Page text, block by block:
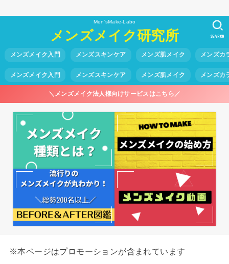
Men'sMake-Labo
メンズメイク研究所
メンズメイク入門 メンズスキンケア メンズ肌メイク メンズカ
メンズメイク入門 メンズスキンケア メンズ肌メイク メンズカ
SEARCH
＼メンズメイク法人様向けサービスはこちら／
※本ページはプロモーションが含まれています